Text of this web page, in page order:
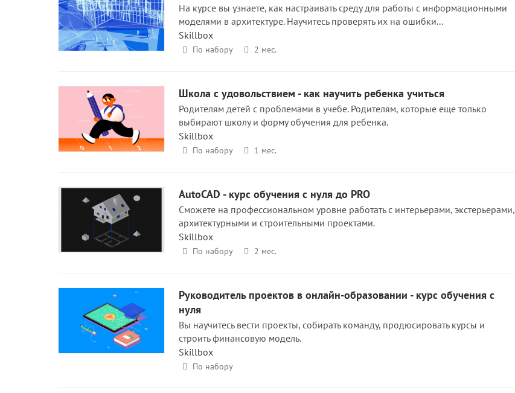
На курсе вы узнаете, как настраивать среду для работы с информационными
моделями в архитектуре. Научитесь проверять их на ошибки...
Skillbox
По набору 2 мес.
Школа с удовольствием - как научить ребенка учиться
Родителям детей с проблемами в учебе. Родителям, которые еще только
выбирают школу и форму обучения для ребенка.
Skillbox
По набору 1 мес.
AutoCAD - курс обучения с нуля до PRO
Сможете на профессиональном уровне работать с интерьерами, экстерьерами,
архитектурными и строительными проектами.
Skillbox
По набору 2 мес.
Руководитель проектов в онлайн-образовании - курс обучения с
нуля
Вы научитесь вести проекты, собирать команду, продюсировать курсы и
строить финансовую модель.
Skillbox
По набору